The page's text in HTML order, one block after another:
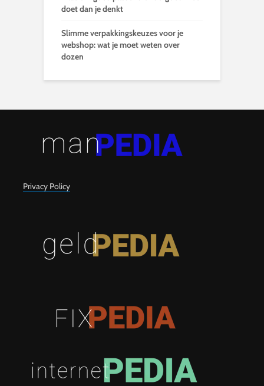
doet dan je denkt
Slimme verpakkingskeuzes voor je
webshop: wat je moet weten over
dozen
Privacy Policy